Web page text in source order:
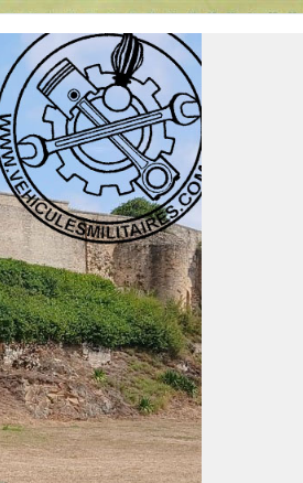
venir en aide, ou simplement partager vos activités.